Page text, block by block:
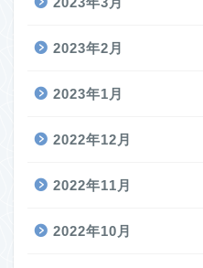
2023年2月
2023年1月
2022年12月
2022年11月
2022年10月